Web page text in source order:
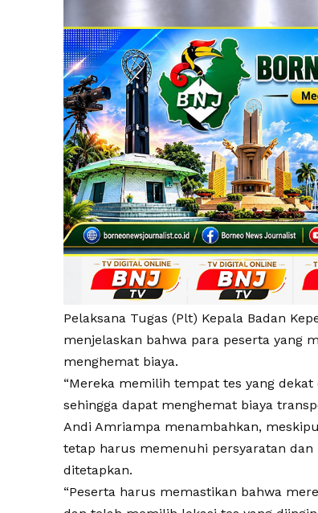
Pelaksana Tugas (Plt) Kepala Badan
menjelaskan bahwa para peserta yang
menghemat biaya.
“Mereka memilih tempat tes yang
sehingga dapat menghemat biaya
Andi Amriampa menambahkan,
tetap harus memenuhi persyaratan
ditetapkan.
“Peserta harus memastikan bahwa